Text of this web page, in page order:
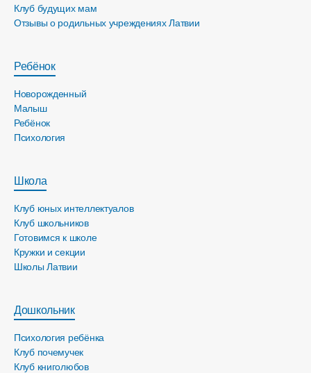
Клуб будущих мам
Отзывы о родильных учреждениях Латвии
Ребёнок
Новорожденный
Малыш
Ребёнок
Психология
Школа
Клуб юных интеллектуалов
Клуб школьников
Готовимся к школе
Кружки и секции
Школы Латвии
Дошкольник
Психология ребёнка
Клуб почемучек
Клуб книголюбов